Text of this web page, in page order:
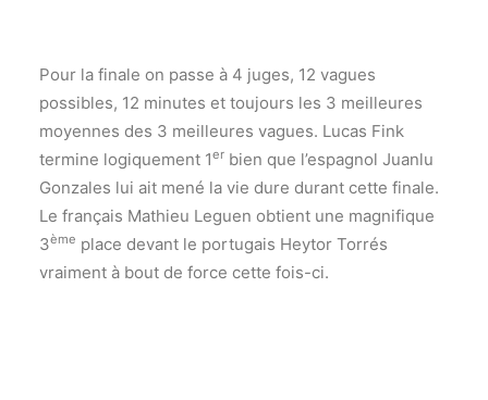
Pour la finale on passe à 4 juges, 12 vagues
possibles, 12 minutes et toujours les 3 meilleures
moyennes des 3 meilleures vagues. Lucas Fink
termine logiquement 1er bien que l’espagnol Juanlu
Gonzales lui ait mené la vie dure durant cette finale.
Le français Mathieu Leguen obtient une magnifique
3ème place devant le portugais Heytor Torrés
vraiment à bout de force cette fois-ci.